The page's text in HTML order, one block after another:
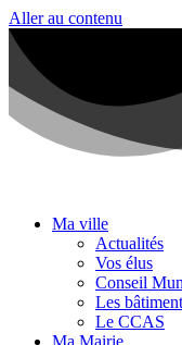
Aller au contenu
Ma ville
Actualités
Vos élus
Conseil
Les
Le CCAS
Ma Mairie